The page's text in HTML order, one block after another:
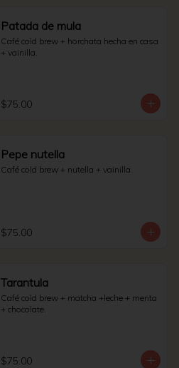
Patada de mula
Café cold brew + horchata hecha en casa
+ vainilla.
$75.00
Pepe nutella
Café cold brew + nutella + vainilla.
$75.00
Tarantula
Café cold brew + matcha +leche + menta
+ chocolate.
$75.00